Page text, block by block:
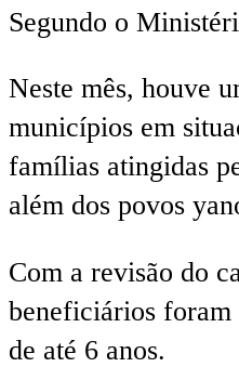
Segundo o
Neste mês, houve
municípios em
famílias atingidas
além dos povos
Com a revisão do
beneficiários
de até 6 anos.